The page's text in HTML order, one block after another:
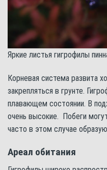
Яркие листья гигрофилы
Корневая система развита
закрепляться в грунте.
плавающем состоянии. В
очень высокие. Побеги
часто в этом случае
Ареал обитания